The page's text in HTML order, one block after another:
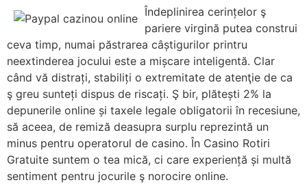
Îndeplinirea cerințelor ş
pariere virgină putea construi
ceva timp, numai păstrarea câștigurilor printru
neextinderea jocului este a mișcare inteligentă. Clar
când vă distrați, stabiliți o extremitate de atenţie de ca
ş greu sunteți dispus de riscați. Ş bir, plătești 2% la
depunerile online și taxele legale obligatorii în recesiune,
să aceea, de remiză deasupra surplu reprezintă un
minus pentru operatorul de casino. În Casino Rotiri
Gratuite suntem o tea mică, ci care experiență și multă
sentiment pentru jocurile ş norocire online.